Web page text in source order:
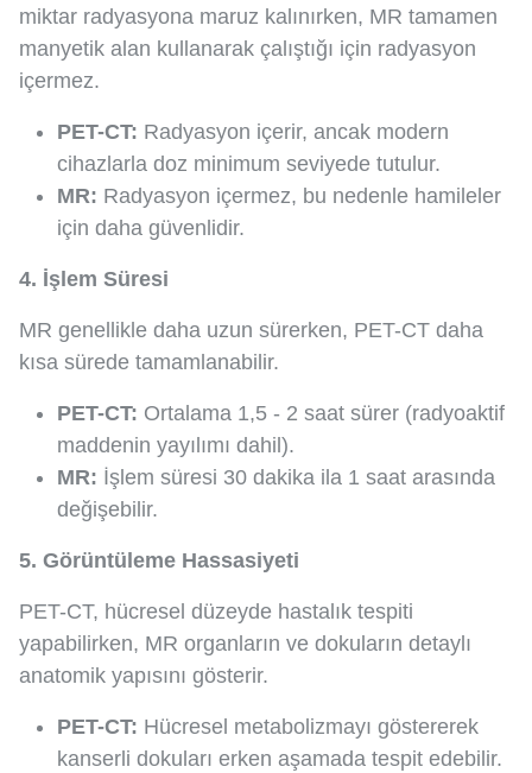
miktar radyasyona maruz kalınırken, MR tamamen
manyetik alan kullanarak çalıştığı için radyasyon
içermez.
PET-CT: Radyasyon içerir, ancak modern
cihazlarla doz minimum seviyede tutulur.
MR: Radyasyon içermez, bu nedenle hamileler
için daha güvenlidir.
4. İşlem Süresi
MR genellikle daha uzun sürerken, PET-CT daha
kısa sürede tamamlanabilir.
PET-CT: Ortalama 1,5 - 2 saat sürer (radyoaktif
maddenin yayılımı dahil).
MR: İşlem süresi 30 dakika ila 1 saat arasında
değişebilir.
5. Görüntüleme Hassasiyeti
PET-CT, hücresel düzeyde hastalık tespiti
yapabilirken, MR organların ve dokuların detaylı
anatomik yapısını gösterir.
PET-CT: Hücresel metabolizmayı göstererek
kanserli dokuları erken aşamada tespit edebilir.